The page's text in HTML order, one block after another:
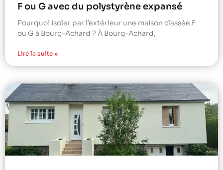
F ou G avec du polystyrène expansé
Pourquoi isoler par l’extérieur une maison classée F
ou G à Bourg-Achard ? À Bourg-Achard,
Lire la suite »